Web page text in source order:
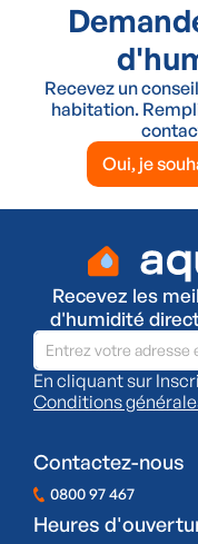
Recevez un
habitation.
Oui, je
Recevez les
d'humidité
En cliquant sur
Conditions
Contactez-nous
0800 97 467
Heures